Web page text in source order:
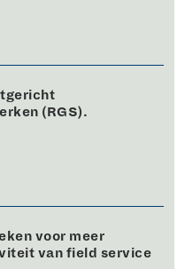
(RGS).
voor meer
van field service